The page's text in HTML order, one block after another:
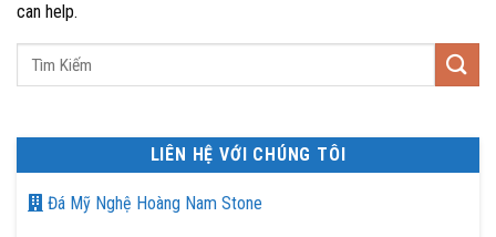
LIÊN HỆ VỚI CHÚNG TÔI
Đá Mỹ Nghệ Hoàng Nam Stone
can help.